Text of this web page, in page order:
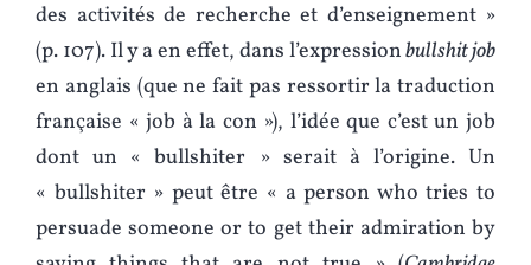
des activités de recherche et d’enseignement »
(p. 107). Il y a en effet, dans l’expressionbullshit job
en anglais (que ne fait pas ressortir la traduction
française « job à la con »), l’idée que c’est un job
dont un « bullshiter » serait à l’origine. Un
« bullshiter » peut être « a person who tries to
persuade someone or to get their admiration by